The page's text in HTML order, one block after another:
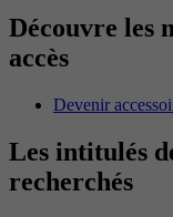
Découvre les
accès
Devenir
Les intitulés
recherchés